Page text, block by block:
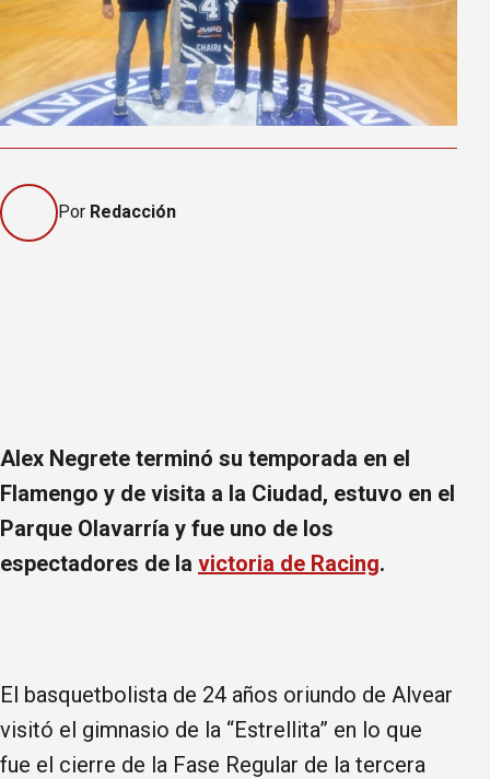
Por Redacción
Alex Negrete terminó su temporada en el
Flamengo y de visita a la Ciudad, estuvo en el
Parque Olavarría y fue uno de los
espectadores de la victoria de Racing.
El basquetbolista de 24 años oriundo de Alvear
visitó el gimnasio de la “Estrellita” en lo que
fue el cierre de la Fase Regular de la tercera